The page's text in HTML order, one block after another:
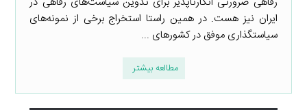
ایران نیز هست. در همین راستا استخراج برخی از نمونه‌های
سیاستگذاری موفق در کشورهای ...
مطالعه بیشتر